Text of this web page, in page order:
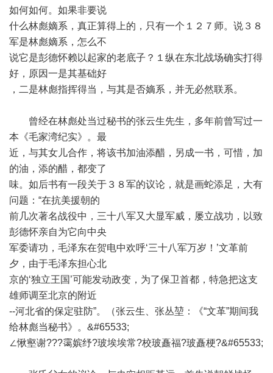
如何如何。如果非要说
什么林彪嫡系，真正算得上的，只有一个１２７师。说３８
军是林彪嫡系，怎么不
说它是彭德怀赖以起家的老底子？１纵在东北战场确实打得
好，原因一是其基础好
，二是林彪指挥得当，与其是否嫡系，并无必然联系。
曾经在林彪处当过秘书的张云生先生，多年前曾写过一
本《毛家湾纪实》。最
近，与其女儿合作，将该书加油添醋，另成一书，可惜，加
的油，添的醋，都变了
味。如后书有一段关于３８军的议论，就是画蛇添足，大有
问题：“在抗美援朝的
前几次著名战役中，三十八军又大显军威，屡立战功，以致
彭德怀亲自为它向中央
军委请功，毛泽东在贺电中欢呼‘三十八军万岁！’文革前
夕，由于毛泽东担心北
京的‘独立王国’可能发动政变，为了保卫首都，特急把这支
雄师调至北京的附近
--河北省的保定驻防”。（张云生、张丛堃：《“文革”期间我
给林彪当秘书》。&#65533;
∠愀壑谢???霭嫔纾?玻埃埃常?校玻矗福?玻矗梗?&#65533;